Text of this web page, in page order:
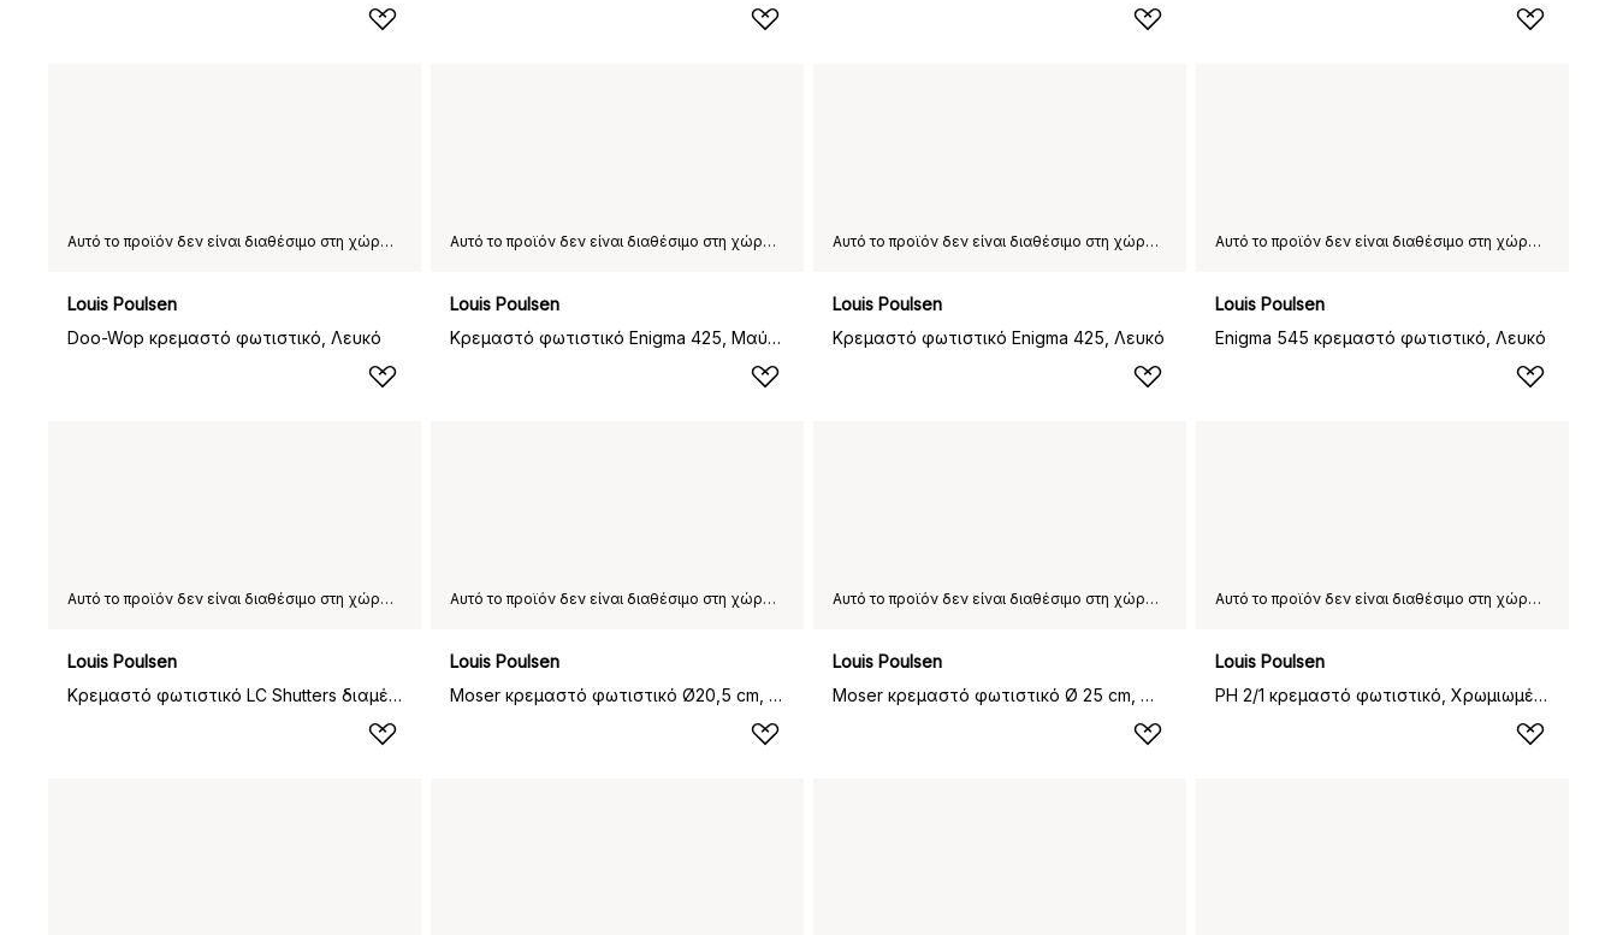
Αυτό το προϊόν δεν είναι διαθέσιμο στη χώρα παράδοσης που έχετε επιλέξει.
Louis Poulsen
Doo-Wop κρεμαστό φωτιστικό, Λευκό
Αυτό το προϊόν δεν είναι διαθέσιμο στη χώρα παράδοσης που έχετε επιλέξει.
Louis Poulsen
Κρεμαστό φωτιστικό Enigma 425, Μαύρο
Αυτό το προϊόν δεν είναι διαθέσιμο στη χώρα παράδοσης που έχετε επιλέξει.
Louis Poulsen
Κρεμαστό φωτιστικό Enigma 425, Λευκό
Αυτό το προϊόν δεν είναι διαθέσιμο στη χώρα παράδοσης που έχετε επιλέξει.
Louis Poulsen
Enigma 545 κρεμαστό φωτιστικό, Λευκό
Αυτό το προϊόν δεν είναι διαθέσιμο στη χώρα παράδοσης που έχετε επιλέξει.
Louis Poulsen
Κρεμαστό φωτιστικό LC Shutters διαμέτρου 44 εκ, Λευκό
Αυτό το προϊόν δεν είναι διαθέσιμο στη χώρα παράδοσης που έχετε επιλέξει.
Louis Poulsen
Moser κρεμαστό φωτιστικό Ø20,5 cm, Ματ λευκό
Αυτό το προϊόν δεν είναι διαθέσιμο στη χώρα παράδοσης που έχετε επιλέξει.
Louis Poulsen
Moser κρεμαστό φωτιστικό Ø 25 cm, Ματ λευκό
Αυτό το προϊόν δεν είναι διαθέσιμο στη χώρα παράδοσης που έχετε επιλέξει.
Louis Poulsen
PH 2/1 κρεμαστό φωτιστικό, Χρωμιωμένο, με έντονη λάμψη